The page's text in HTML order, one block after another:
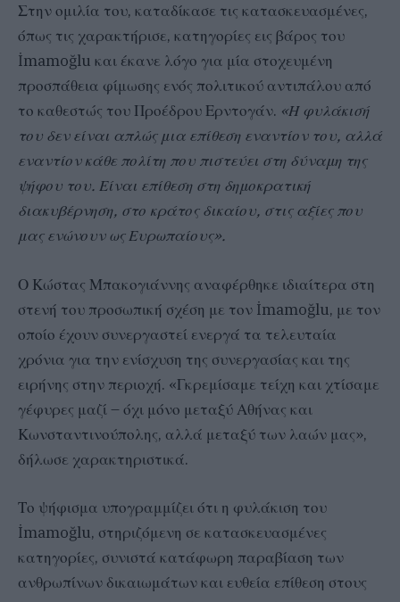
Στην ομιλία του, καταδίκασε τις κατασκευασμένες,
όπως τις χαρακτήρισε, κατηγορίες εις βάρος του
İmamoğlu και έκανε λόγο για μία στοχευμένη
προσπάθεια φίμωσης ενός πολιτικού αντιπάλου από
το καθεστώς του Προέδρου Ερντογάν. «Η φυλάκισή
του δεν είναι απλώς μια επίθεση εναντίον του, αλλά
εναντίον κάθε πολίτη που πιστεύει στη δύναμη της
ψήφου του. Είναι επίθεση στη δημοκρατική
διακυβέρνηση, στο κράτος δικαίου, στις αξίες που
μας ενώνουν ως Ευρωπαίους».
Ο Κώστας Μπακογιάννης αναφέρθηκε ιδιαίτερα στη
στενή του προσωπική σχέση με τον İmamoğlu, με τον
οποίο έχουν συνεργαστεί ενεργά τα τελευταία
χρόνια για την ενίσχυση της συνεργασίας και της
ειρήνης στην περιοχή. «Γκρεμίσαμε τείχη και χτίσαμε
γέφυρες μαζί – όχι μόνο μεταξύ Αθήνας και
Κωνσταντινούπολης, αλλά μεταξύ των λαών μας»,
δήλωσε χαρακτηριστικά.
Το ψήφισμα υπογραμμίζει ότι η φυλάκιση του
İmamoğlu, στηριζόμενη σε κατασκευασμένες
κατηγορίες, συνιστά κατάφωρη παραβίαση των
ανθρωπίνων δικαιωμάτων και ευθεία επίθεση στους